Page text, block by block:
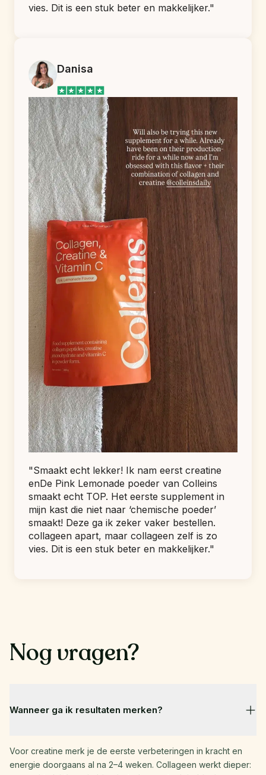
vies. Dit is een stuk beter en makkelijker."
Danisa
"Smaakt echt lekker! Ik nam eerst creatine
enDe Pink Lemonade poeder van Colleins
smaakt echt TOP. Het eerste supplement in
mijn kast die niet naar ‘chemische poeder’
smaakt! Deze ga ik zeker vaker bestellen.
collageen apart, maar collageen zelf is zo
vies. Dit is een stuk beter en makkelijker."
Nog vragen?
Wanneer ga ik resultaten merken?
Voor creatine merk je de eerste verbeteringen in kracht en
energie doorgaans al na 2–4 weken. Collageen werkt dieper: